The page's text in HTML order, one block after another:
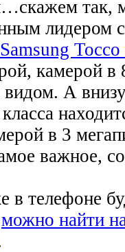
так,
лидером
Samsung
камерой
А
в 3
важное,
в телефоне
можно найти